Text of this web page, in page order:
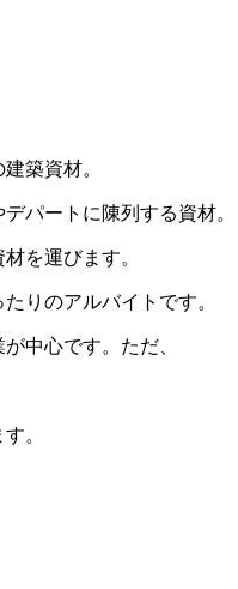
築資材。
パートに陳列する資材。
を運びます。
りのアルバイトです。
中心です。ただ、
。